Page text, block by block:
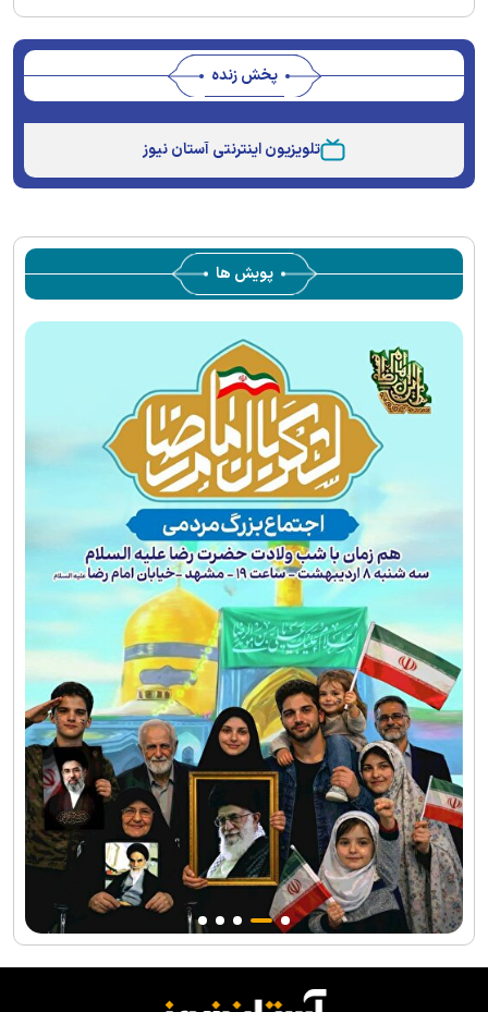
پخش زنده
تلویزیون اینترنتی آستان نیوز
پویش ها